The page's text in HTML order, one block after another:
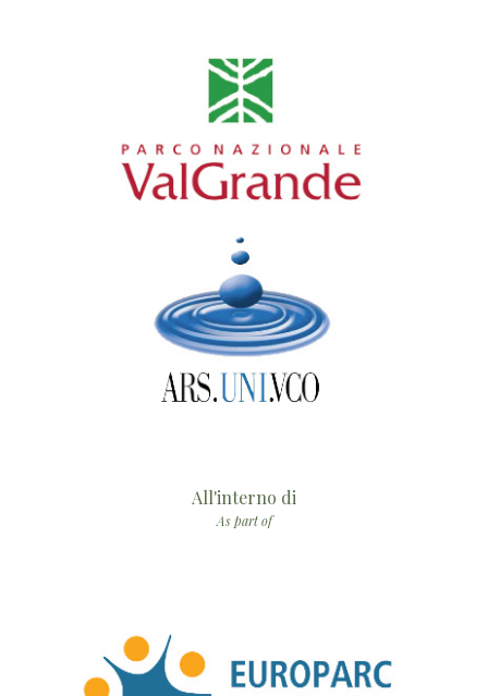
All'interno di
As part of